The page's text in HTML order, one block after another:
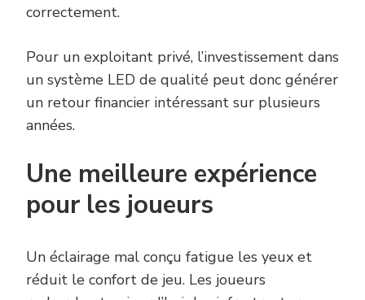
correctement.
Pour un exploitant privé, l’investissement dans
un système LED de qualité peut donc générer
un retour financier intéressant sur plusieurs
années.
Une meilleure expérience
pour les joueurs
Un éclairage mal conçu fatigue les yeux et
réduit le confort de jeu. Les joueurs